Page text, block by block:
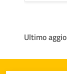
Ultimo